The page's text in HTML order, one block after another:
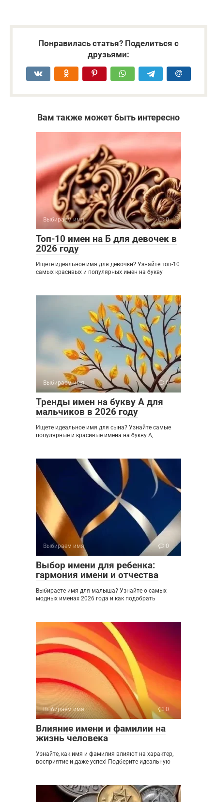
Понравилась статья? Поделиться с
друзьями:
Вам также может быть интересно
Выбираем имя 0
Топ-10 имен на Б для девочек в
2026 году
Ищете идеальное имя для девочки? Узнайте топ-10
самых красивых и популярных имен на букву
Выбираем имя 0
Тренды имен на букву А для
мальчиков в 2026 году
Ищете идеальное имя для сына? Узнайте самые
популярные и красивые имена на букву А,
Выбираем имя 0
Выбор имени для ребенка:
гармония имени и отчества
Выбираете имя для малыша? Узнайте о самых
модных именах 2026 года и как подобрать
Выбираем имя 0
Влияние имени и фамилии на
жизнь человека
Узнайте, как имя и фамилия влияют на характер,
восприятие и даже успех! Подберите идеальную